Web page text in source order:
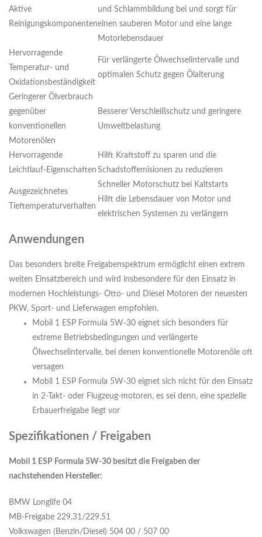
Aktive
Reinigungskomponenten
und Schlammbildung bei und sorgt für
einen sauberen Motor und eine lange
Motorlebensdauer
Hervorragende
Temperatur- und
Oxidationsbeständigkeit
Für verlängerte Ölwechselintervalle und
optimalen Schutz gegen Ölalterung
Geringerer Ölverbrauch
gegenüber
konventionellen
Motorenölen
Besserer Verschleißschutz und geringere
Umweltbelastung
Hervorragende
Leichtlauf-Eigenschaften
Hilft Kraftstoff zu sparen und die
Schadstoffemisionen zu reduzieren
Ausgezeichnetes
Tieftemperaturverhalten
Schneller Motorschutz bei Kaltstarts
Hilft die Lebensdauer von Motor und
elektrischen Systemen zu verlängern
Anwendungen
Das besonders breite Freigabenspektrum ermöglicht einen extrem
weiten Einsatzbereich und wird insbesondere für den Einsatz in
modernen Hochleistungs- Otto- und Diesel Motoren der neuesten
PKW, Sport- und Lieferwagen empfohlen.
Mobil 1 ESP Formula 5W-30 eignet sich besonders für
extreme Betriebsbedingungen und verlängerte
Ölwechselintervalle, bei denen konventionelle Motorenöle oft
versagen
Mobil 1 ESP Formula 5W-30 eignet sich nicht für den Einsatz
in 2-Takt- oder Flugzeug-motoren, es sei denn, eine spezielle
Erbauerfreigabe liegt vor
Spezifikationen / Freigaben
Mobil 1 ESP Formula 5W-30 besitzt die Freigaben der
nachstehenden Hersteller:
BMW Longlife 04
MB-Freigabe 229.31/229.51
Volkswagen (Benzin/Diesel) 504 00 / 507 00